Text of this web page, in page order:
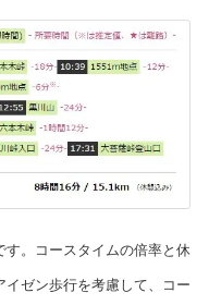
。 コースタイムの倍率と休
ゼン歩行を考慮して、 コー